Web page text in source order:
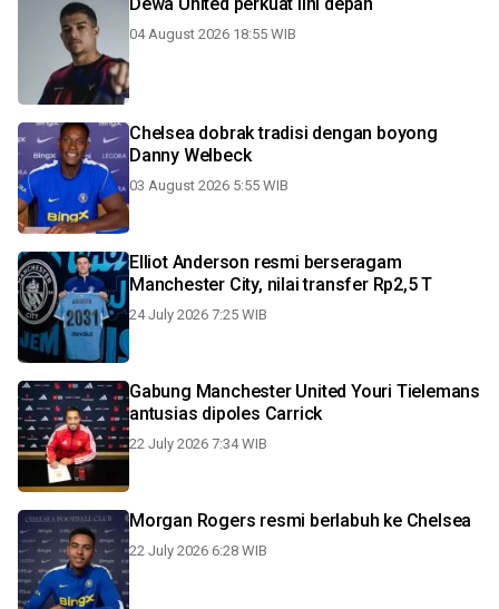
04 August 2026 18:55 WIB
Chelsea dobrak tradisi dengan boyong
Danny Welbeck
03 August 2026 5:55 WIB
Elliot Anderson resmi berseragam
Manchester City, nilai transfer Rp2,5 T
24 July 2026 7:25 WIB
Gabung Manchester United Youri Tielemans
antusias dipoles Carrick
22 July 2026 7:34 WIB
Morgan Rogers resmi berlabuh ke Chelsea
22 July 2026 6:28 WIB